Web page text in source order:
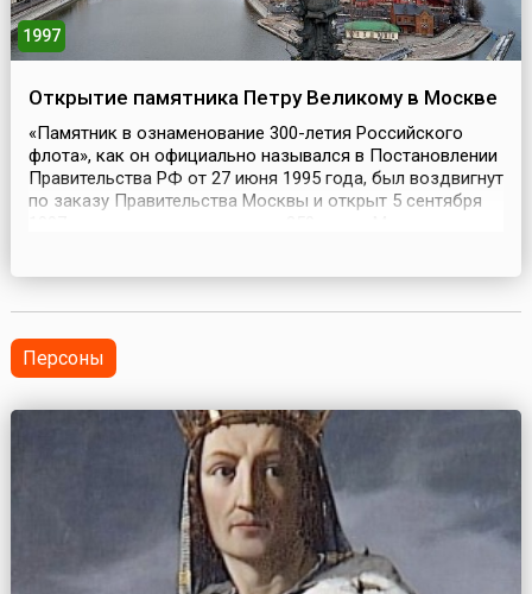
1997
Открытие памятника Петру Великому в Москве
«Памятник в ознаменование 300-летия Российского
флота», как он официально назывался в Постановлении
Правительства РФ от 27 июня 1995 года, был воздвигнут
по заказу Правительства Москвы и открыт 5 сентября
Персоны